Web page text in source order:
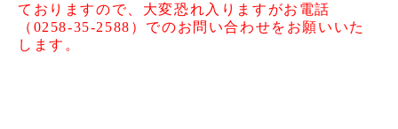
ておりますので、大変恐れ入りますがお電話
（0258-35-2588）でのお問い合わせをお願いいた
します。